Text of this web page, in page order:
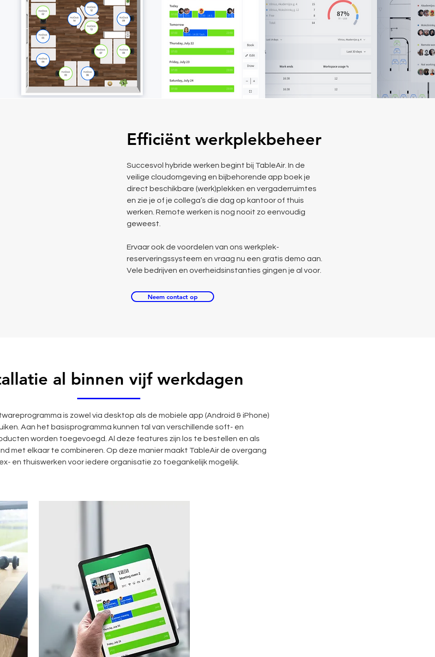
Efficiënt werkplekbeheer
Succesvol hybride werken begint bij TableAir. In de
veilige cloudomgeving en bijbehorende app boek je
direct beschikbare (werk)plekken en vergaderruimtes
en zie je of je collega’s die dag op kantoor of thuis
werken. Remote werken is nog nooit zo eenvoudig
geweest.
Ervaar ook de voordelen van ons werkplek-
reserveringssysteem en vraag nu een gratis demo aan.
Vele bedrijven en overheidsinstanties gingen je al voor.
Neem contact op
al binnen vijf werkdagen
is zowel via desktop als de mobiele app (Android & iPhone)
Aan het basisprogramma kunnen tal van verschillende soft- en
worden toegevoegd. Al deze features zijn los te bestellen en als
met elkaar te combineren. Op deze manier maakt TableAir de overgang
en thuiswerken voor iedere organisatie zo toegankelijk mogelijk.